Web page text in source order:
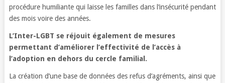
procédure humiliante qui laisse les familles dans l’insécurité pendant
des mois voire des années.
L’Inter-LGBT se réjouit également de mesures
permettant d’améliorer l’effectivité de l’accès à
l’adoption en dehors du cercle familial.
La création d’une base de données des refus d’agréments, ainsi que